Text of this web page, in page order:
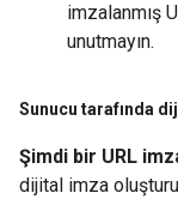
imzalanmış
unutmayın.
Sunucu tarafında
Şimdi bir URL
dijital imza